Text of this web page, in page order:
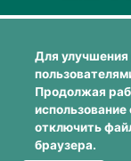
Для улучшения
Продолжая
отключить
браузера.